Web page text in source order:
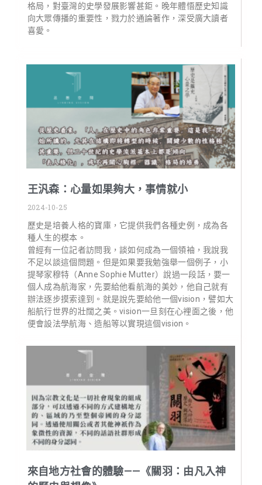
格局，對臺灣的史學發展影響甚鉅。晚年體悟歷史知識
向大眾傳播的重要性，戮力於通論著作，深受廣大讀者
喜愛。
王汎森：心量如果夠大，事情就小
2024-10-25
歷史是培養人格的寶庫，它提供我們各種史例，成為各
種人生的模本。
曾經有一位記者訪問我，談如何成為一個領袖，我說我
不足以談這個問題。但是如果要我勉強舉一個例子，小
提琴家穆特（Anne Sophie Mutter）說過一段話，要一
個人成為航海家，先要給他看航海的美妙，他自己就有
辦法逐步摸索達到。就是說先要給他一個vision，譬如大
船航行世界的壯闊之美。vision一旦刻在心裡面之後，他
便會設法學航海、造船等以實現這個vision。
來自地方社會的體驗——《關羽：由凡入神